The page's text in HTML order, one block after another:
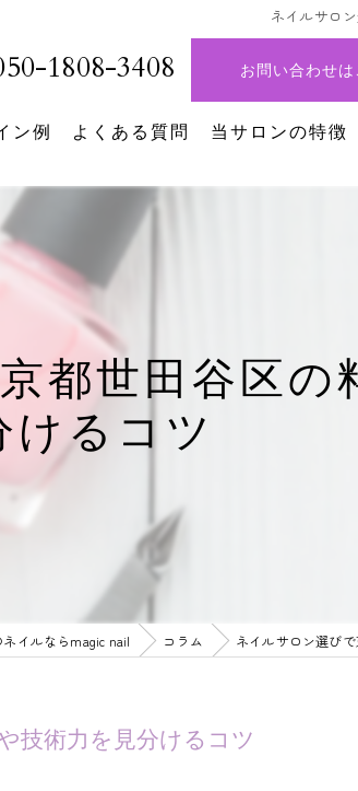
ネイルサロ
1808-3408 お問い合わせは
ン例 よくある質問 当サロンの特徴
ニュアンス
都世田谷区の
けるコツ
イルならmagic nail コラム ネイルサロン選び
技術力を見分けるコツ